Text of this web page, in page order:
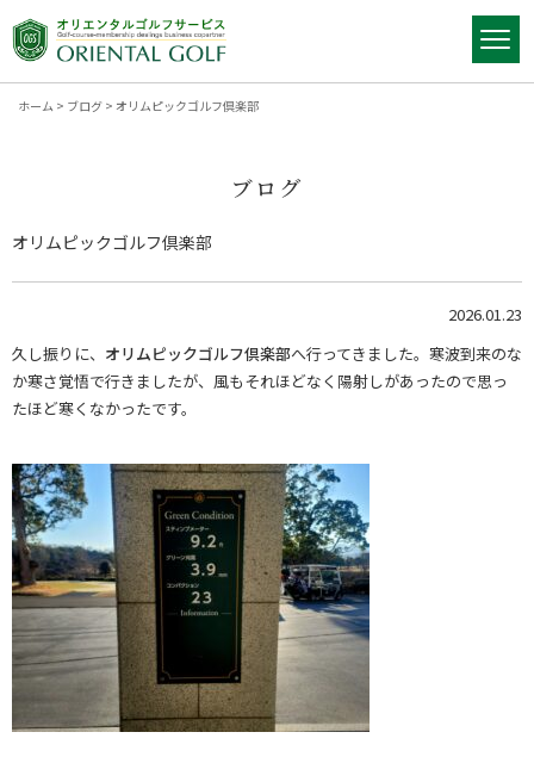
ホーム > ブログ > オリムピックゴルフ倶楽部
ブログ
オリムピックゴルフ倶楽部
2026.01.23
久し振りに、 オリムピックゴルフ倶楽部へ行ってきました。寒波到来のな
か寒さ覚悟で行きましたが、風もそれほどなく陽射しがあったので思っ
たほど寒くなかったです。